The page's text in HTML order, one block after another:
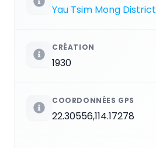
Yau Tsim Mong District
CRÉATION
1930
COORDONNÉES GPS
22.30556,114.17278